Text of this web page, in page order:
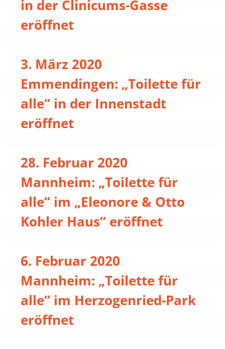
in der Clinicums-Gasse
eröffnet
3. März 2020
Emmendingen: „Toilette für
alle“ in der Innenstadt
eröffnet
28. Februar 2020
Mannheim: „Toilette für
alle“ im „Eleonore & Otto
Kohler Haus“ eröffnet
6. Februar 2020
Mannheim: „Toilette für
alle“ im Herzogenried-Park
eröffnet